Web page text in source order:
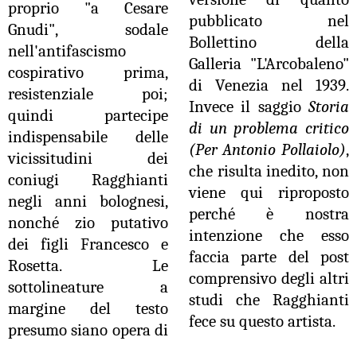
proprio "a Cesare
Gnudi", sodale
nell'antifascismo
cospirativo prima,
resistenziale poi;
quindi partecipe
indispensabile delle
vicissitudini dei
coniugi Ragghianti
negli anni bolognesi,
nonché zio putativo
dei figli Francesco e
Rosetta. Le
sottolineature a
margine del testo
presumo siano opera di
pubblicato nel
Bollettino della
Galleria "L'Arcobaleno"
di Venezia nel 1939.
Invece il saggio Storia
di un problema critico
(Per Antonio Pollaiolo),
che risulta inedito, non
viene qui riproposto
perché è nostra
intenzione che esso
faccia parte del post
comprensivo degli altri
studi che Ragghianti
fece su questo artista.